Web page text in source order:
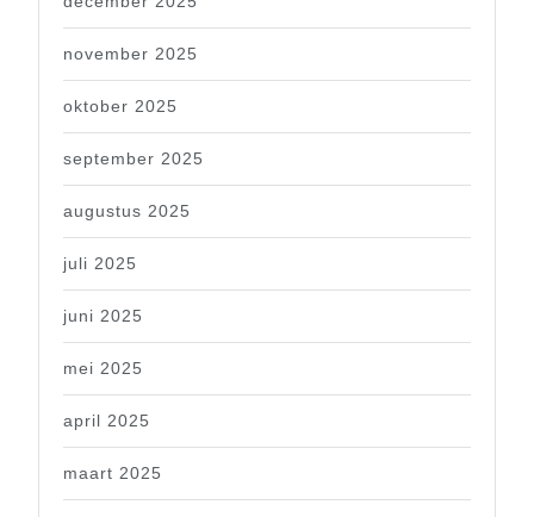
november 2025
oktober 2025
september 2025
augustus 2025
juli 2025
juni 2025
mei 2025
april 2025
maart 2025